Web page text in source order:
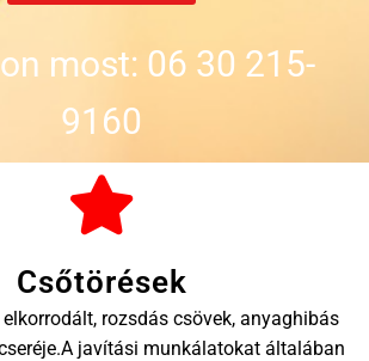
most: 06 30 215-
9160
Csőtörések
rozsdás csövek, anyaghibás
javítási munkálatokat általában